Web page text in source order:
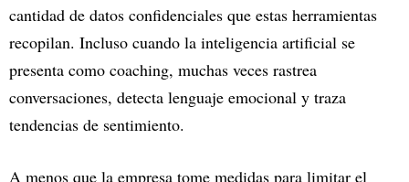
cantidad de datos confidenciales que estas herramientas
recopilan. Incluso cuando la inteligencia artificial se
presenta como coaching, muchas veces rastrea
conversaciones, detecta lenguaje emocional y traza
tendencias de sentimiento.
A menos que la empresa tome medidas para limitar el